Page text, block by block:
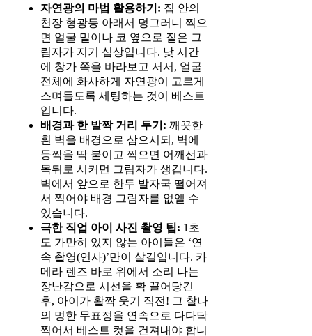
자연광의 마법 활용하기: 집 안의
천장 형광등 아래서 덩그러니 찍으
면 얼굴 밑이나 코 옆으로 짙은 그
림자가 지기 십상입니다. 낮 시간
에 창가 쪽을 바라보고 서서, 얼굴
전체에 화사하게 자연광이 고르게
스며들도록 세팅하는 것이 베스트
입니다.
배경과 한 발짝 거리 두기: 깨끗한
흰 벽을 배경으로 삼으시되, 벽에
등짝을 딱 붙이고 찍으면 어깨선과
목뒤로 시커먼 그림자가 생깁니다.
벽에서 앞으로 한두 발자국 떨어져
서 찍어야 배경 그림자를 없앨 수
있습니다.
극한 직업 아이 사진 촬영 팁: 1초
도 가만히 있지 않는 아이들은 ‘연
속 촬영(연사)’만이 살길입니다. 카
메라 렌즈 바로 위에서 소리 나는
장난감으로 시선을 확 끌어당긴
후, 아이가 활짝 웃기 직전! 그 찰나
의 멍한 무표정을 연속으로 다다닥
찍어서 베스트 컷을 건져내야 합니